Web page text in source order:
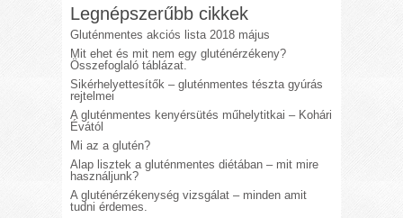
Legnépszerűbb cikkek
Gluténmentes akciós lista 2018 május
Mit ehet és mit nem egy gluténérzékeny?
Összefoglaló táblázat.
Sikérhelyettesítők – gluténmentes tészta gyúrás
rejtelmei
A gluténmentes kenyérsütés műhelytitkai – Kohári
Évától
Mi az a glutén?
Alap lisztek a gluténmentes diétában – mit mire
használjunk?
A gluténérzékenység vizsgálat – minden amit
tudni érdemes.